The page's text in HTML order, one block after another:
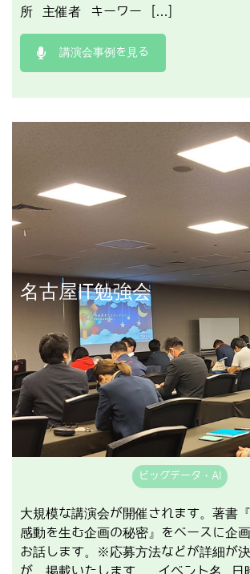
所 主催者 キーワー […]
講演会事例を見る
名古屋IT勉強会
講演事例を見る
ビッグデータ・AI
大規模な講演会が開催されます。著書
感動を生む企画の秘密』をベースに企
お話します。※応募方法などが詳細が
が、掲載いたします。 イベント名